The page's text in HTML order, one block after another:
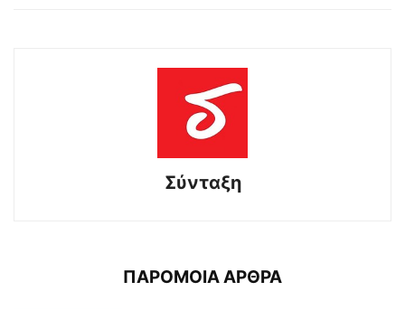
Σύνταξη
ΠΑΡΟΜΟΙΑ ΑΡΘΡΑ